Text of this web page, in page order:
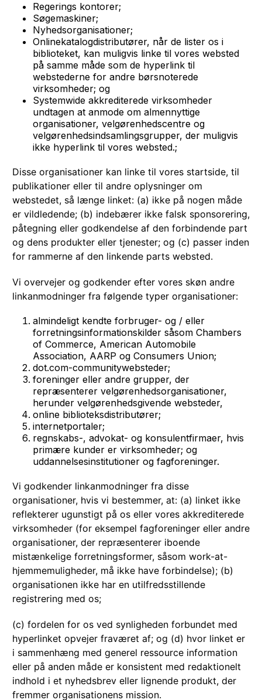
Regerings kontorer;
Søgemaskiner;
Nyhedsorganisationer;
Onlinekatalogdistributører, når de lister os i
biblioteket, kan muligvis linke til vores websted
på samme måde som de hyperlink til
webstederne for andre børsnoterede
virksomheder; og
Systemwide akkrediterede virksomheder
undtagen at anmode om almennyttige
organisationer, velgørenhedscentre og
velgørenhedsindsamlingsgrupper, der muligvis
ikke hyperlink til vores websted.;
Disse organisationer kan linke til vores startside, til
publikationer eller til andre oplysninger om
webstedet, så længe linket: (a) ikke på nogen måde
er vildledende; (b) indebærer ikke falsk sponsorering,
påtegning eller godkendelse af den forbindende part
og dens produkter eller tjenester; og (c) passer inden
for rammerne af den linkende parts websted.
Vi overvejer og godkender efter vores skøn andre
linkanmodninger fra følgende typer organisationer:
almindeligt kendte forbruger- og / eller
forretningsinformationskilder såsom Chambers
of Commerce, American Automobile
Association, AARP og Consumers Union;
dot.com-communitywebsteder;
foreninger eller andre grupper, der
repræsenterer velgørenhedsorganisationer,
herunder velgørenhedsgivende websteder,
online biblioteksdistributører;
internetportaler;
regnskabs-, advokat- og konsulentfirmaer, hvis
primære kunder er virksomheder; og
uddannelsesinstitutioner og fagforeninger.
Vi godkender linkanmodninger fra disse
organisationer, hvis vi bestemmer, at: (a) linket ikke
reflekterer ugunstigt på os eller vores akkrediterede
virksomheder (for eksempel fagforeninger eller andre
organisationer, der repræsenterer iboende
mistænkelige forretningsformer, såsom work-at-
hjemmemuligheder, må ikke have forbindelse); (b)
organisationen ikke har en utilfredsstillende
registrering med os;
(c) fordelen for os ved synligheden forbundet med
hyperlinket opvejer fraværet af; og (d) hvor linket er
i sammenhæng med generel ressource information
eller på anden måde er konsistent med redaktionelt
indhold i et nyhedsbrev eller lignende produkt, der
fremmer organisationens mission.